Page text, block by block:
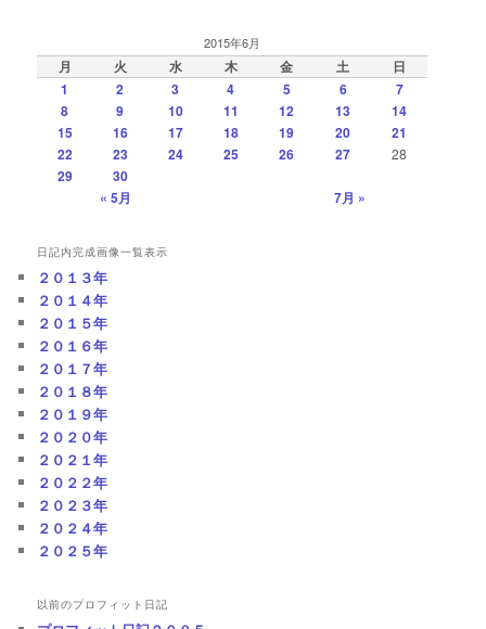
2015年6月
月 火 水 木 金 土
日
1
2 3 4 5 6
7
8
9 10 11 12 13
14
15
16 17 18 19 20
21
22
23 24 25 26 27 28
29
30
« 5月
7月 »
日記内完成画像一覧表示
２０１３年
２０１４年
２０１５年
２０１６年
２０１７年
２０１８年
２０１９年
２０２０年
２０２１年
２０２２年
２０２３年
２０２４年
２０２５年
以前のプロフィット日記